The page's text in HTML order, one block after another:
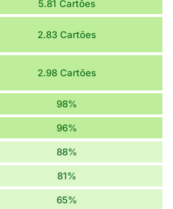
5.81 Cartões
2.83 Cartões
2.98 Cartões
98%
96%
88%
81%
65%